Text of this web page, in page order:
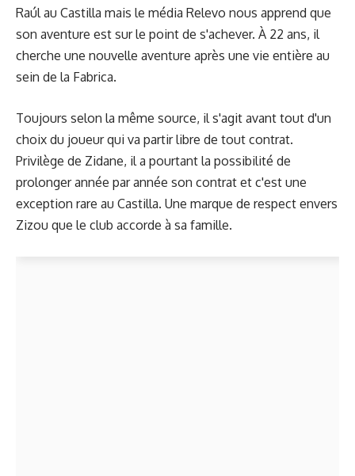
Raúl au Castilla mais le média Relevo nous apprend que
son aventure est sur le point de s'achever. À 22 ans, il
cherche une nouvelle aventure après une vie entière au
sein de la Fabrica.
Toujours selon la même source, il s'agit avant tout d'un
choix du joueur qui va partir libre de tout contrat.
Privilège de Zidane, il a pourtant la possibilité de
prolonger année par année son contrat et c'est une
exception rare au Castilla. Une marque de respect envers
Zizou que le club accorde à sa famille.